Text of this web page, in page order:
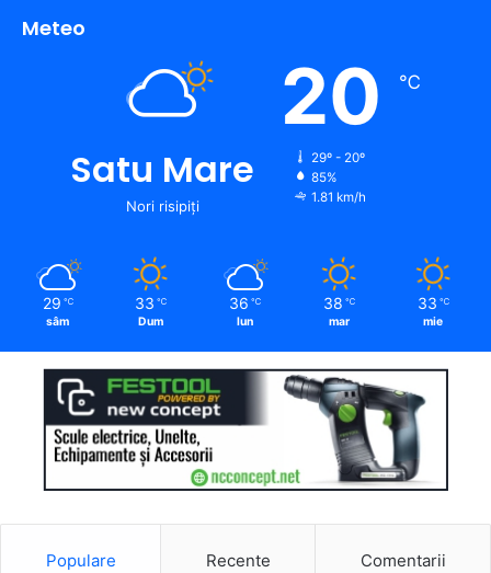
Meteo
Satu Mare
Nori risipiți
20 ℃
29º - 20º
85%
1.81 km/h
29 ℃
sâm
33 ℃
Dum
36 ℃
lun
38 ℃
mar
33 ℃
mie
Populare Recente Comentarii